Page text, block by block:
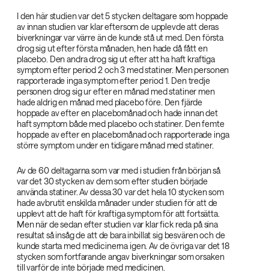
I den här studien var det 5 stycken deltagare som hoppade
av innan studien var klar eftersom de upplevde att deras
biverkningar var värre än de kunde stå ut med. Den första
drog sig ut efter första månaden, hen hade då fått en
placebo. Den andra drog sig ut efter att ha haft kraftiga
symptom efter period 2 och 3 med statiner. Men personen
rapporterade inga symptom efter period 1. Den tredje
personen drog sig ur efter en månad med statiner men
hade aldrig en månad med placebo före. Den fjärde
hoppade av efter en placebomånad och hade innan det
haft symptom både med placebo och statiner. Den femte
hoppade av efter en placebomånad och rapporterade inga
större symptom under en tidigare månad med statiner.
Av de 60 deltagarna som var med i studien från början så
var det 30 stycken av dem som efter studien började
använda statiner. Av dessa 30 var det hela 10 stycken som
hade avbrutit enskilda månader under studien för att de
upplevt att de haft för kraftiga symptom för att fortsätta.
Men när de sedan efter studien var klar fick reda på sina
resultat så insåg de att de bara inbillat sig besvären och de
kunde starta med medicinerna igen. Av de övriga var det 18
stycken som fortfarande angav biverkningar som orsaken
till varför de inte började med medicinen.